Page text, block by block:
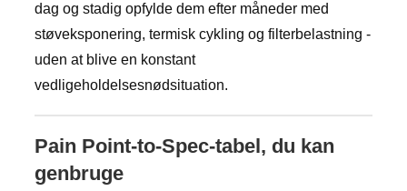
dag og stadig opfylde dem efter måneder med
støveksponering, termisk cykling og filterbelastning -
uden at blive en konstant
vedligeholdelsesnødsituation.
Pain Point-to-Spec-tabel, du kan
genbruge